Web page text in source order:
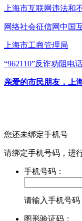
上海市互联网违法和
网络社会征信网中国
上海市工商管理局
“962110”反诈劝阻电
亲爱的市民朋友，上
您还未绑定手机号
请绑定手机号码，进
手机号码：
请输入手机号
图形验证码：